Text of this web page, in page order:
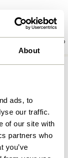
About
ads, to
our traffic.
of our site with
partners who
you’ve
Blanc